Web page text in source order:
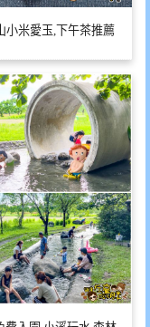
小米愛玉,下午茶推薦